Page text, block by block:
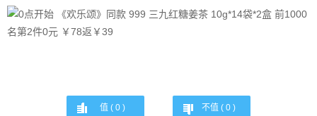
值 ( 0 ) 不值 ( 0 )